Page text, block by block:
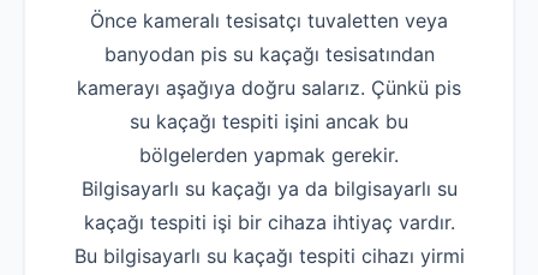
Önce kameralı tesisatçı tuvaletten veya
banyodan pis su kaçağı tesisatından
kamerayı aşağıya doğru salarız. Çünkü pis
su kaçağı tespiti işini ancak bu
bölgelerden yapmak gerekir.
Bilgisayarlı su kaçağı ya da bilgisayarlı su
kaçağı tespiti işi bir cihaza ihtiyaç vardır.
Bu bilgisayarlı su kaçağı tespiti cihazı yirmi